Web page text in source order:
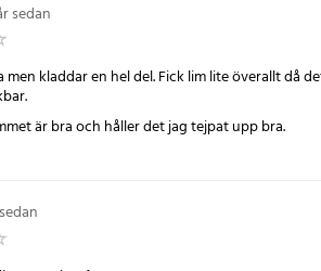
skumtejp
Fäster på de flesta hårda ytor
glas, kompositmaterial,
sedan
men kladdar en hel del. Fick lim lite överallt då
är bra och håller det jag tejpat upp bra.